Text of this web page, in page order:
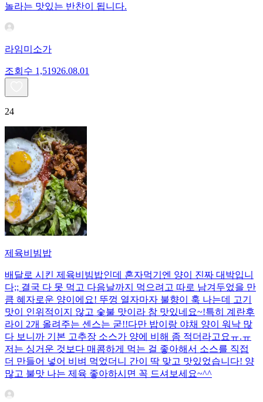
놀라는 맛있는 반찬이 됩니다.
라임미소가
조회수 1,51926.08.01
24
제육비빔밥
배달로 시킨 제육비빔밥인데 혼자먹기엔 양이 진짜 대박입니
다;; 결국 다 못 먹고 다음날까지 먹으려고 따로 남겨두었을 만
큼 혜자로운 양이에요! 뚜껑 열자마자 불향이 훅 나는데 고기
맛이 인위적이지 않고 숯불 맛이라 참 맛있네요~!특히 계란후
라이 2개 올려주는 센스는 굳!! ​다만 밥이랑 야채 양이 워낙 많
다 보니까 기본 고추장 소스가 양에 비해 좀 적더라고요ㅠ.ㅠ
저는 싱거운 것보다 매콤하게 먹는 걸 좋아해서 소스를 직접
더 만들어 넣어 비벼 먹었더니 간이 딱 맞고 맛있었습니다! 양
많고 불맛 나는 제육 좋아하시면 꼭 드셔보세요~^^